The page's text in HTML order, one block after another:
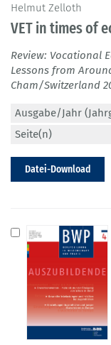
Helmut Zelloth
VET in times of
Review: Vocational
Lessons from
Cham/Switzerland
Ausgabe/Jahr
Seite(n)
Datei-Download